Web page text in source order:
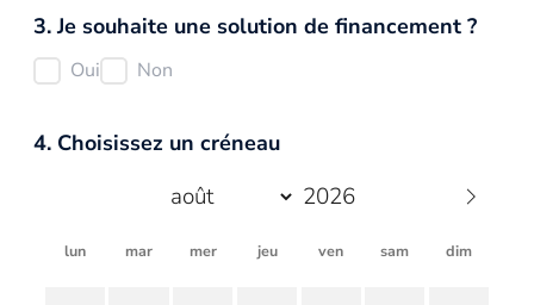
3. Je souhaite une solution de financement ?
Oui Non
4. Choisissez un créneau
lun mar mer jeu ven sam dim